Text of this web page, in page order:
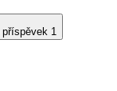
příspěvek 1